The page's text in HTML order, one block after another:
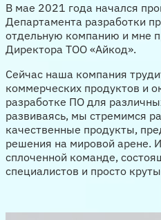
В мае 2021 года начался
Департамента разработки
отдельную компанию и мне
Директора ТОО «Айкод».
Сейчас наша компания
коммерческих продуктов и
разработке ПО для
развиваясь, мы стремимся
качественные продукты,
решения на мировой арене.
сплоченной команде,
специалистов и просто